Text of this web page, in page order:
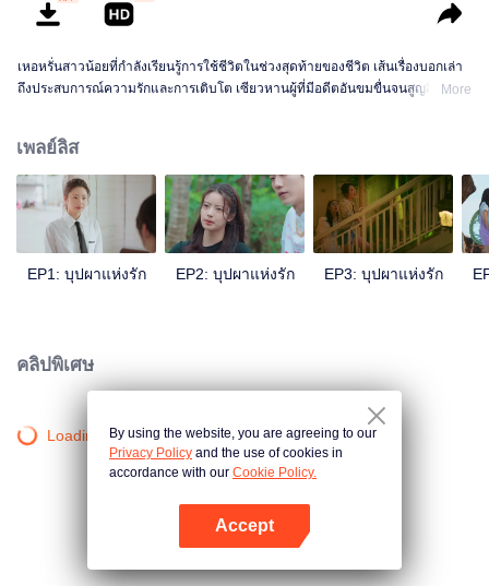
เหอหรั่นสาวน้อยที่กำลังเรียนรู้การใช้ชีวิตในช่วงสุดท้ายของชีวิต เส้นเรื่องบอกเล่า
ถึงประสบการณ์ความรักและการเติบโต เซียวหานผู้ที่มีอดีตอันขมขื่นจนสูญสิ้น
กับชีวิตกลับมาอีกครั้ง และได้เจอกับรักที่ตราตรึงใจ
More
เพลย์ลิส
EP1: บุปผาแห่งรัก EP2: บุปผาแห่งรัก EP3: บุปผาแห่งรัก
คลิปพิเศษ
Loading…By using the website, you are agreeing to our
Privacy Policy and the use of cookies in
accordance with our Cookie Policy.
Accept